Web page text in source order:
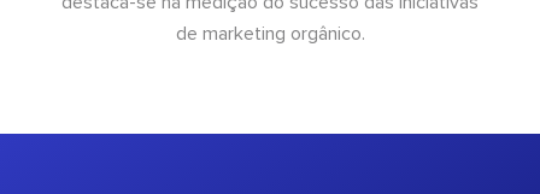
de marketing orgânico.